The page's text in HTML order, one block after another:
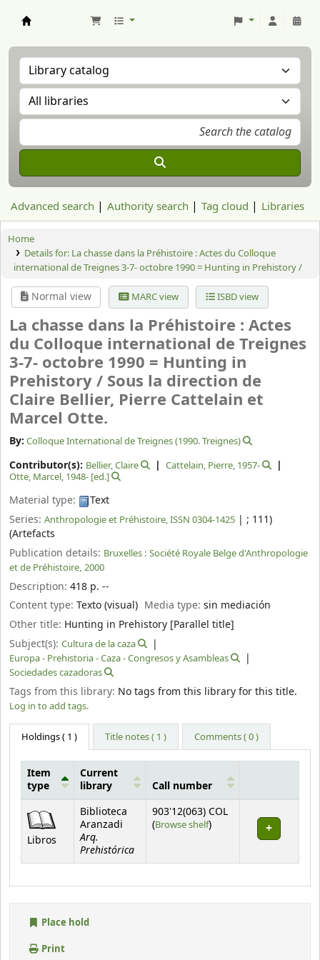
Advanced search Authority search Tag cloud Libraries
Home
Details for: La chasse dans la Préhistoire :Actes du Colloque
international de Treignes 3-7- octobre 1990 = Hunting in Prehistory /
Normal view MARC view ISBD view
La chasse dans la Préhistoire : Actes
du Colloque international de Treignes
3-7- octobre 1990 = Hunting in
Prehistory / Sous la direction de
Claire Bellier, Pierre Cattelain et
Marcel Otte.
By: Colloque International de Treignes (1990. Treignes)
Contributor(s): Bellier, Claire Cattelain, Pierre, 1957-
Otte, Marcel, 1948- [ed.]
Material type:
Text
Series: Anthropologie et Préhistoire, ISSN 0304-1425 | ; 111)
(Artefacts
Publication details: Bruxelles : Société Royale Belge d'Anthropologie
et de Préhistoire, 2000
Description: 418 p. --
Content type: Texto (visual) Media type:sin mediación
Other title: Hunting in Prehistory [Parallel title]
Subject(s): Cultura de la caza
Europa - Prehistoria - Caza - Congresos y Asambleas
Sociedades cazadoras
Tags from this library: No tags from this library for this title.
Log in to add tags.
Holdings( 1 ) Title notes ( 1 ) Comments ( 0 )
Item
type
Current
library
Call number
Libros
Biblioteca
Aranzadi
Arq.
Prehistórica
903'12(063) COL
(Browse shelf(Opens below)
)
Place hold
Print